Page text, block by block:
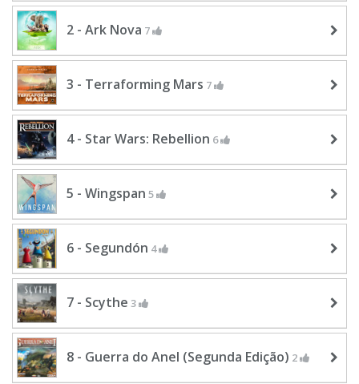
2 - Ark Nova 7
3 - Terraforming Mars 7
4 - Star Wars: Rebellion 6
5 - Wingspan 5
6 - Segundón 4
7 - Scythe 3
8 - Guerra do Anel (Segunda Edição) 2